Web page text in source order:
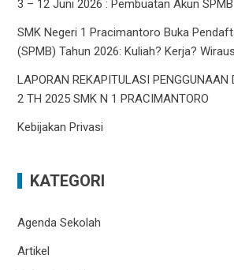
3 – 12 Juni 2026 : Pembuatan Akun SPMB
SMK Negeri 1 Pracimantoro Buka
(SPMB) Tahun 2026: Kuliah? Kerja?
LAPORAN REKAPITULASI PENGGUNAAN
2 TH 2025 SMK N 1 PRACIMANTORO
Kebijakan Privasi
KATEGORI
Agenda Sekolah
Artikel